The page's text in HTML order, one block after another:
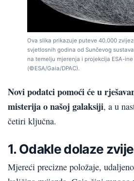
Ova slika prikazuje puteve 40.000
svjetlosnih godina od Sunčevog
na temelju mjerenja i projekcija ESA-
(©ESA/Gaia/DPAC).
Novi podatci pomoći će u
misterija o našoj galaksiji, a u
četiri ključna.
1. Odakle dolaze
Mjereći precizne položaje,